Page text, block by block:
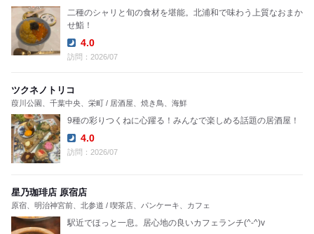
二種のシャリと旬の食材を堪能。北浦和で味わう上質なおまか
せ鮨！
Dinner:
4.0
訪問：2026/07
ツクネノトリコ
葭川公園、千葉中央、栄町 / 居酒屋、焼き鳥、海鮮
9種の彩りつくねに心躍る！みんなで楽しめる話題の居酒屋！
Dinner:
4.0
訪問：2026/07
星乃珈琲店 原宿店
原宿、明治神宮前、北参道 / 喫茶店、パンケーキ、カフェ
駅近でほっと一息。居心地の良いカフェランチ(^-^)v